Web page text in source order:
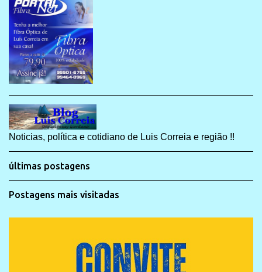
Noticias, política e cotidiano de Luis Correia e região !!
últimas postagens
Postagens mais visitadas